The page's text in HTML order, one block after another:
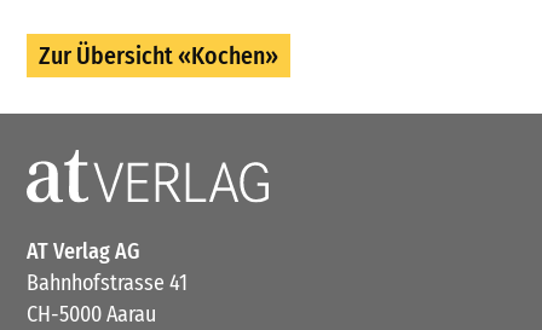
Zur Übersicht «Kochen»
AT Verlag AG
Bahnhofstrasse 41
CH-5000 Aarau